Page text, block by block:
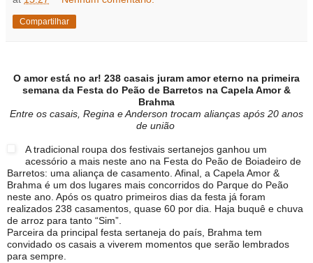
Compartilhar
O amor está no ar! 238 casais juram amor eterno na primeira
semana da Festa do Peão de Barretos na Capela Amor &
Brahma
Entre os casais, Regina e Anderson trocam alianças após 20 anos
de união
A tradicional roupa dos festivais sertanejos ganhou um
acessório a mais neste ano na Festa do Peão de Boiadeiro de
Barretos: uma aliança de casamento. Afinal, a Capela Amor &
Brahma é um dos lugares mais concorridos do Parque do Peão
neste ano. Após os quatro primeiros dias da festa já foram
realizados 238 casamentos, quase 60 por dia. Haja buquê e chuva
de arroz para tanto “Sim”.
Parceira da principal festa sertaneja do país, Brahma tem
convidado os casais a viverem momentos que serão lembrados
para sempre.